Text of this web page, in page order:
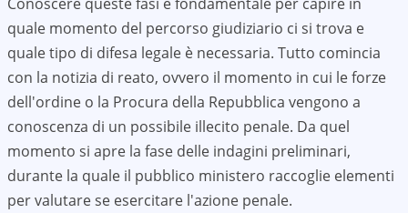
quale momento del percorso giudiziario ci si trova e
quale tipo di difesa legale è necessaria. Tutto comincia
con la notizia di reato, ovvero il momento in cui le forze
dell'ordine o la Procura della Repubblica vengono a
conoscenza di un possibile illecito penale. Da quel
momento si apre la fase delle indagini preliminari,
durante la quale il pubblico ministero raccoglie elementi
per valutare se esercitare l'azione penale.